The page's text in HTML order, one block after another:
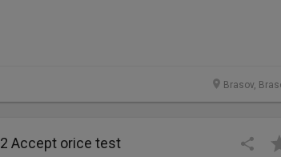
Brasov,
Accept orice test